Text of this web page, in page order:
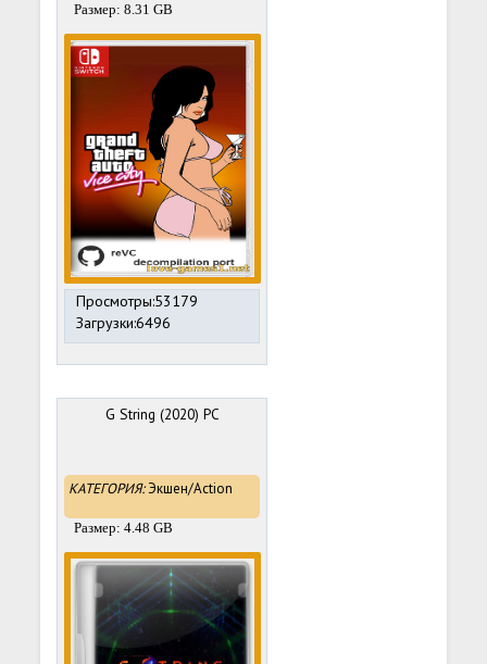
Размер: 8.31 GB
Просмотры:53179
Загрузки:6496
G String (2020) PC
КАТЕГОРИЯ:Экшен/Action
Размер: 4.48 GB